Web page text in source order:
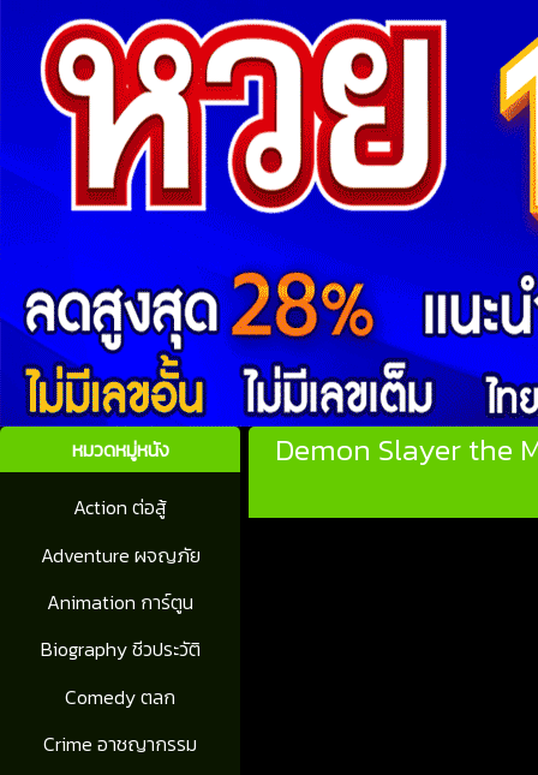
หมวดหมู่หนัง
Action ต่อสู้
Adventure ผจญภัย
Animation การ์ตูน
Biography ชีวประวัติ
Comedy ตลก
Crime อาชญากรรม
Demon Slayer the